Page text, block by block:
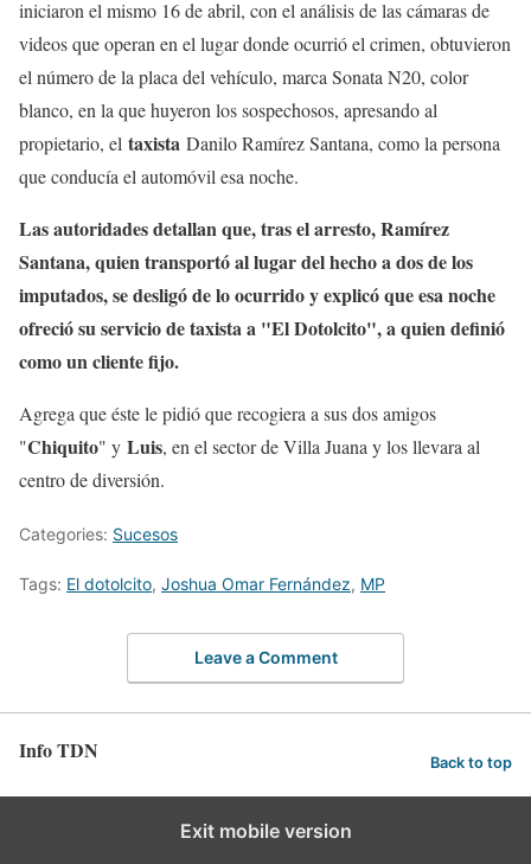
iniciaron el mismo 16 de abril, con el análisis de las cámaras de
videos que operan en el lugar donde ocurrió el crimen, obtuvieron
el número de la placa del vehículo, marca Sonata N20, color
blanco, en la que huyeron los sospechosos, apresando al
propietario, el taxista Danilo Ramírez Santana, como la persona
que conducía el automóvil esa noche.
Las autoridades detallan que, tras el arresto, Ramírez
Santana, quien transportó al lugar del hecho a dos de los
imputados, se desligó de lo ocurrido y explicó que esa noche
ofreció su servicio de taxista a "El Dotolcito", a quien definió
como un cliente fijo.
Agrega que éste le pidió que recogiera a sus dos amigos
"Chiquito" y Luis, en el sector de Villa Juana y los llevara al
centro de diversión.
Categories: Sucesos
Tags: El dotolcito, Joshua Omar Fernández, MP
Leave a Comment
Info TDN Back to top
Exit mobile version